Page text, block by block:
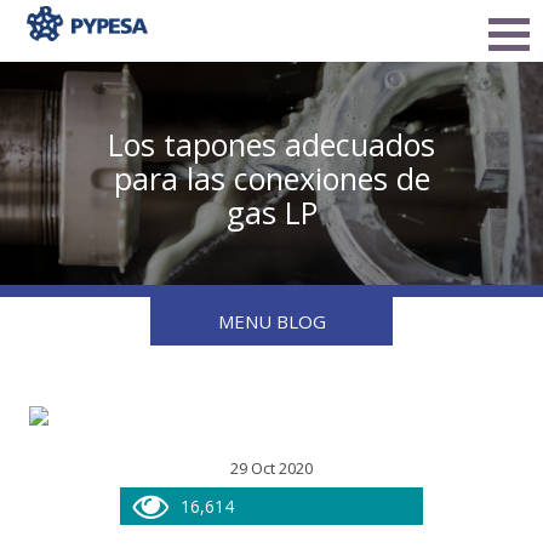
Los tapones adecuados
para las conexiones de
gas LP
MENU BLOG
29 Oct 2020
16,614